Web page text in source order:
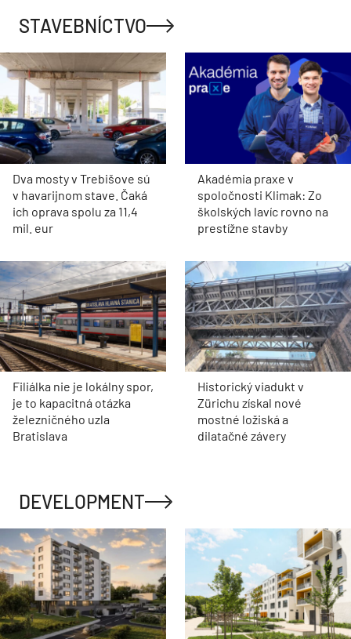
STAVEBNÍCTVO
Dva mosty v Trebišove sú
v havarijnom stave. Čaká
ich oprava spolu za 11,4
mil. eur
Akadémia praxe v
spoločnosti Klimak: Zo
školských lavíc rovno na
prestížne stavby
Filiálka nie je lokálny spor,
je to kapacitná otázka
železničného uzla
Bratislava
Historický viadukt v
Zürichu získal nové
mostné ložiská a
dilatačné závery
DEVELOPMENT